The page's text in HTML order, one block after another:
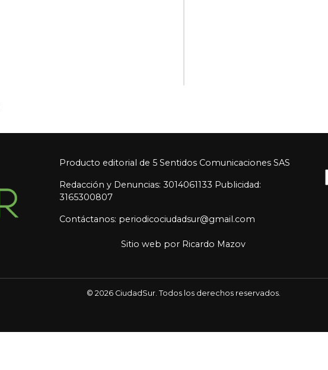
Producto editorial de 5 Sentidos Comunicaciones SAS
Redacción y Denuncias: 3014061133 Publicidad:
3165300807
Contáctanos: periodicociudadsur@gmail.com
Sitio web por Ricardo Mazov
© 2026 CiudadSur. Todos los derechos reservados.